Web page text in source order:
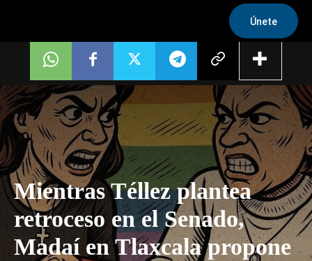
Únete
Mientras Téllez plantea
retroceso en el Senado,
Madaí en Tlaxcala propone